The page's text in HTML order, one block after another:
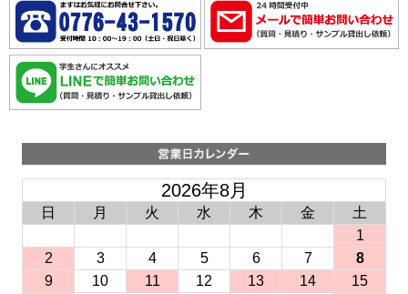
2026年8月
日 月 火 水 木 金
土
1
2
3 4 5 6 7
8
9
10 11 12 13 14
15